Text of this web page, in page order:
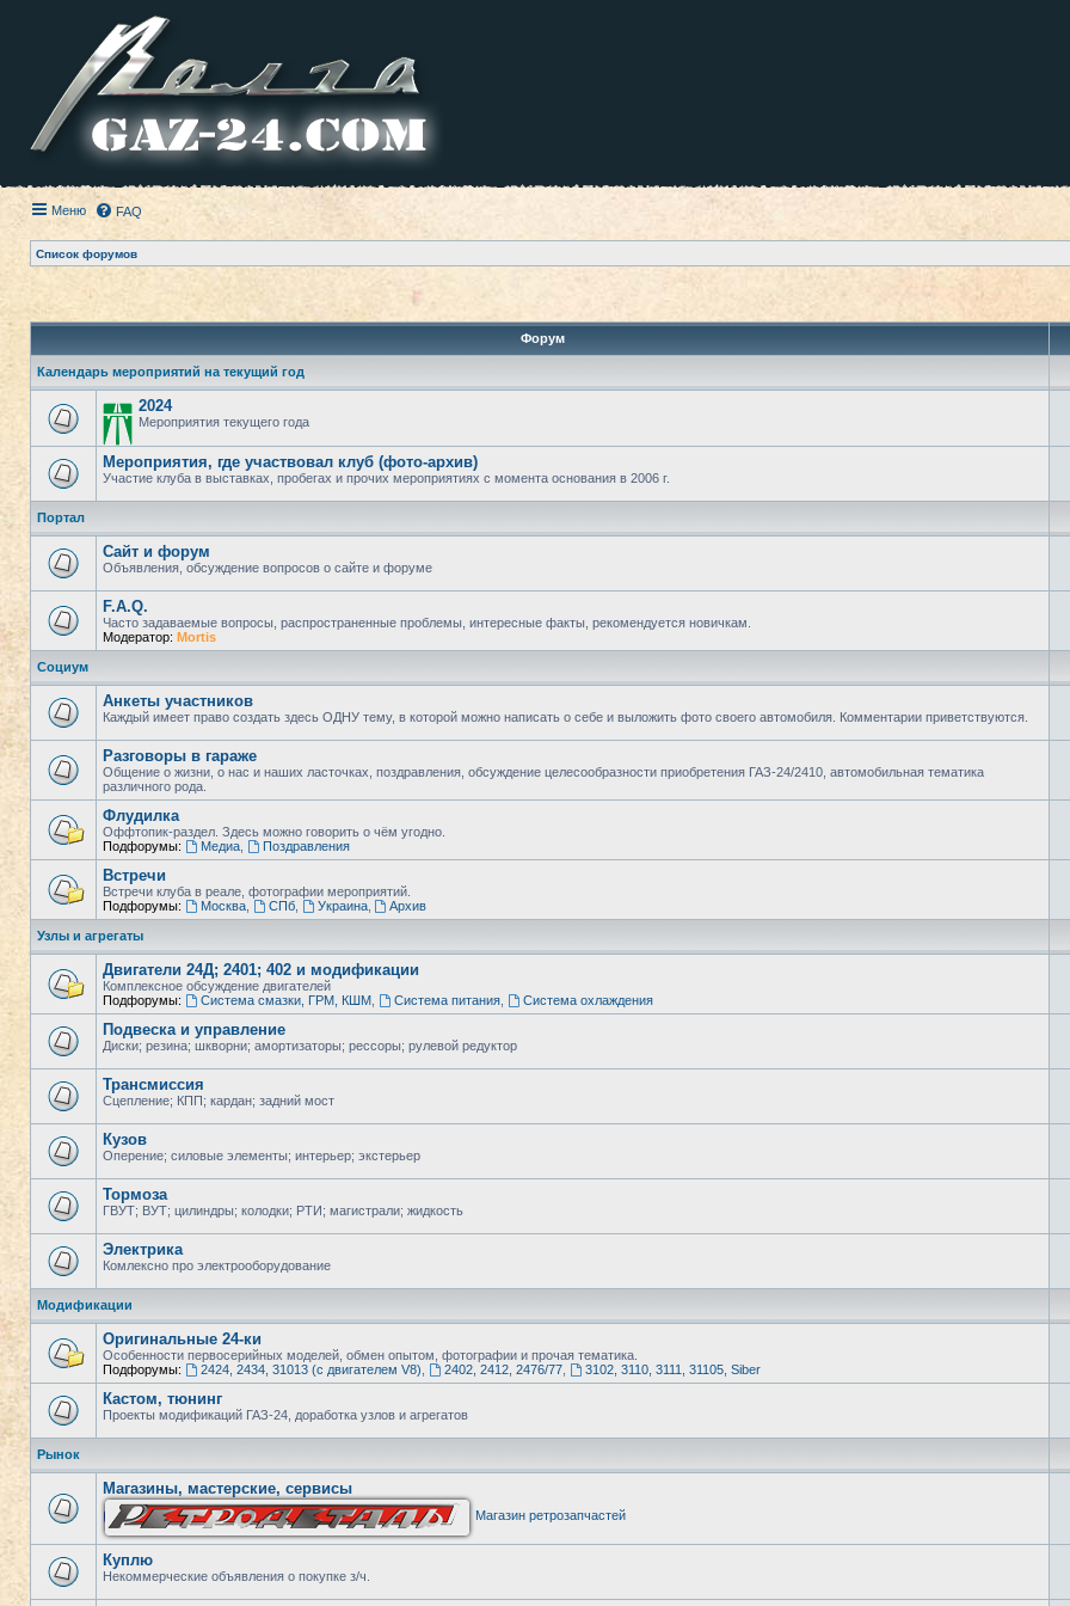
Меню FAQ
Список форумов
Форум
Календарь мероприятий на текущий год
2024
Мероприятия текущего года
Мероприятия, где участвовал клуб (фото-архив)
Участие клуба в выставках, пробегах и прочих мероприятиях с момента основания в 2006 г.
Портал
Сайт и форум
Объявления, обсуждение вопросов о сайте и форуме
F.A.Q.
Часто задаваемые вопросы, распространенные проблемы, интересные факты, рекомендуется новичкам.
Модератор: Mortis
Социум
Анкеты участников
Каждый имеет право создать здесь ОДНУ тему, в которой можно написать о себе и выложить фото своего автомобиля. Комментарии приветствуются.
Разговоры в гараже
Общение о жизни, о нас и наших ласточках, поздравления, обсуждение целесообразности приобретения ГАЗ-24/2410, автомобильная тематика
различного рода.
Флудилка
Оффтопик-раздел. Здесь можно говорить о чём угодно.
Подфорумы:
Медиа, Поздравления
Встречи
Встречи клуба в реале, фотографии мероприятий.
Подфорумы:
Москва, СПб, Украина, Архив
Узлы и агрегаты
Двигатели 24Д; 2401; 402 и модификации
Комплексное обсуждение двигателей
Подфорумы:
Система смазки, ГРМ, КШМ, Система питания, Система охлаждения
Подвеска и управление
Диски; резина; шкворни; амортизаторы; рессоры; рулевой редуктор
Трансмиссия
Сцепление; КПП; кардан; задний мост
Кузов
Оперение; силовые элементы; интерьер; экстерьер
Тормоза
ГВУТ; ВУТ; цилиндры; колодки; РТИ; магистрали; жидкость
Электрика
Комлексно про электрооборудование
Модификации
Оригинальные 24-ки
Особенности первосерийных моделей, обмен опытом, фотографии и прочая тематика.
Подфорумы:
2424, 2434, 31013 (с двигателем V8) 2402, 2412, 2476/77, 3102, 3110, 3111, 31105, Siber
Кастом, тюнинг
Проекты модификаций ГАЗ-24, доработка узлов и агрегатов
Рынок
Магазины, мастерские, сервисы
Магазин ретрозапчастей
Куплю
Некоммерческие объявления о покупке з/ч.